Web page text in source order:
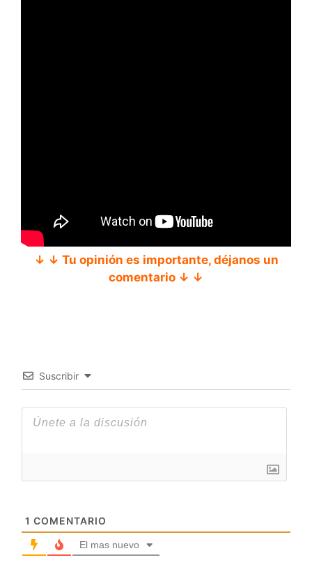
↓ ↓ Tu opinión es importante, déjanos un
comentario ↓ ↓
Suscribir
1 COMENTARIO
El mas nuevo